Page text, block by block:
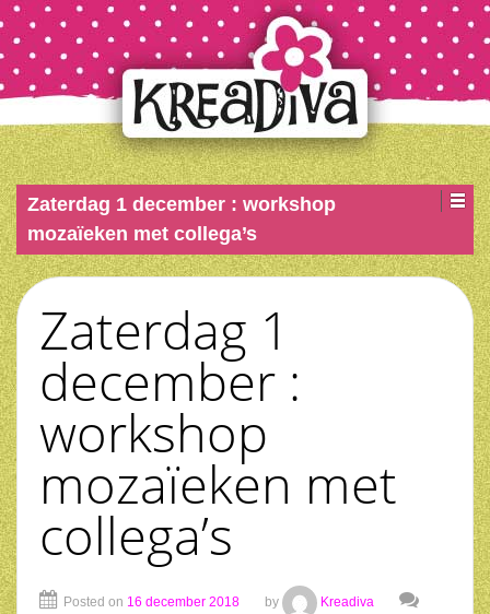
Zaterdag 1 december : workshop
mozaïeken met collega’s
Zaterdag 1
december :
workshop
mozaïeken met
collega’s
Posted on 16 december 2018 by Kreadiva